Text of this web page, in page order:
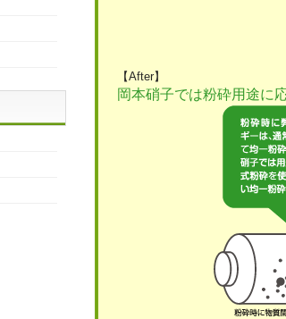
【After】
岡本硝子では粉砕用途に